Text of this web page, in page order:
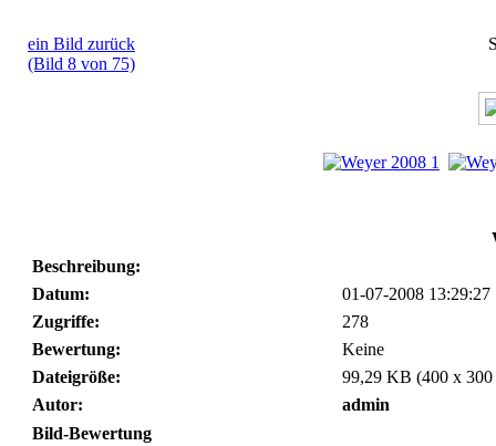
ein Bild zurück
(Bild 8 von 75)
Beschreibung:
Datum:
01-07-2008 13:29:27
Zugriffe:
278
Bewertung:
Keine
Dateigröße:
99,29 KB (400 x
Autor:
admin
Bild-Bewertung